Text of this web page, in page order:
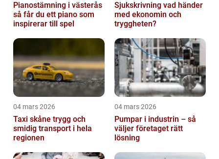
Pianostämning i västerås
så får du ett piano som
inspirerar till spel
Sjukskrivning vad händer
med ekonomin och
tryggheten?
04 mars 2026
Taxi skåne trygg och
smidig transport i hela
regionen
04 mars 2026
Pumpar i industrin – så
väljer företaget rätt
lösning